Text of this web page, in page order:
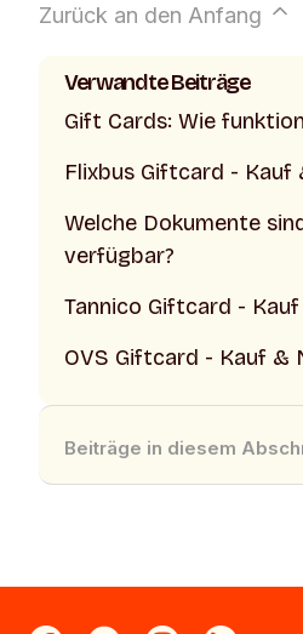
Zurück an den Anfang
Verwandte Beiträge
Gift Cards: Wie
Flixbus Giftcard - Kauf
Welche Dokumente
verfügbar?
Tannico Giftcard -
OVS Giftcard - Kauf &
Beiträge in diesem